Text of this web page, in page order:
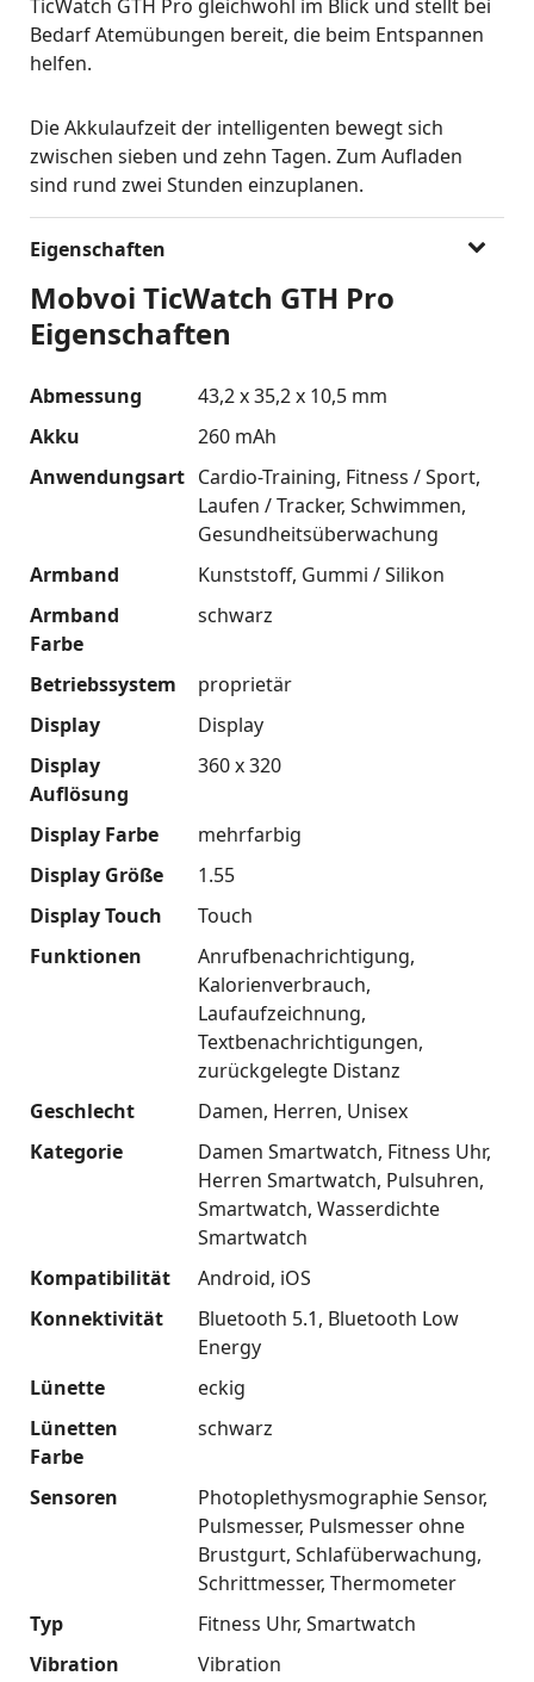
TicWatch GTH Pro gleichwohl im Blick und stellt bei
Bedarf Atemübungen bereit, die beim Entspannen
helfen.
Die Akkulaufzeit der intelligenten bewegt sich
zwischen sieben und zehn Tagen. Zum Aufladen
sind rund zwei Stunden einzuplanen.
Eigenschaften
Mobvoi TicWatch GTH Pro
Eigenschaften
Abmessung
43,2 x 35,2 x 10,5 mm
Akku
260 mAh
Anwendungsart Cardio-Training Fitness / Sport
Laufen / Tracker Schwimmen
Gesundheitsüberwachung
Armband
Kunststoff Gummi / Silikon
Armband
Farbe
schwarz
Betriebssystem
proprietär
Display
Display
Display
Auflösung
360 x 320
Display Farbe
mehrfarbig
Display Größe
1.55
Display Touch
Touch
Funktionen
Anrufbenachrichtigung
Kalorienverbrauch
Laufaufzeichnung
Textbenachrichtigungen
zurückgelegte Distanz
Geschlecht
Damen Herren Unisex
Kategorie
Damen Smartwatch Fitness Uhr
Herren Smartwatch Pulsuhren
Smartwatch Wasserdichte
Smartwatch
Kompatibilität
Android iOS
Konnektivität
Bluetooth 5.1 Bluetooth Low
Energy
Lünette
eckig
Lünetten
Farbe
schwarz
Sensoren
Photoplethysmographie Sensor
Pulsmesser Pulsmesser ohne
Brustgurt Schlafüberwachung
Schrittmesser Thermometer
Typ
Fitness Uhr Smartwatch
Vibration
Vibration